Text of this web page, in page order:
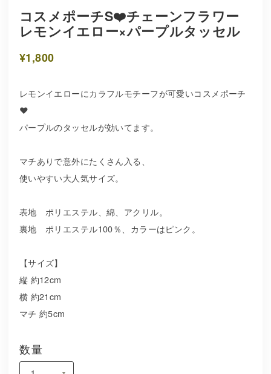
コスメポーチS❤️チェーンフラワー
レモンイエロー×パープルタッセル
¥1,800
レモンイエローにカラフルモチーフが可愛いコスメポーチ
❤️
パープルのタッセルが効いてます。
マチありで意外にたくさん入る、
使いやすい大人気サイズ。
表地 ポリエステル、綿、アクリル。
裏地 ポリエステル100％、カラーはピンク。
【サイズ】
縦 約12cm
横 約21cm
マチ 約5cm
数量